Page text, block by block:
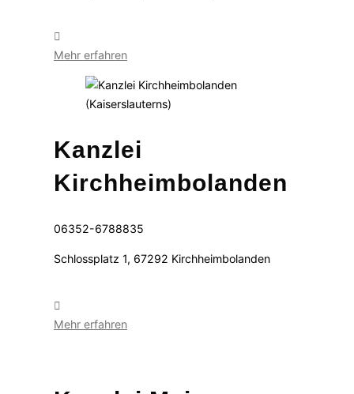
Mehr erfahren
Kanzlei
Kirchheimbolanden
06352-6788835
Schlossplatz 1, 67292 Kirchheimbolanden
Mehr erfahren